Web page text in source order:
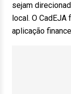
sejam
local. O
aplicação